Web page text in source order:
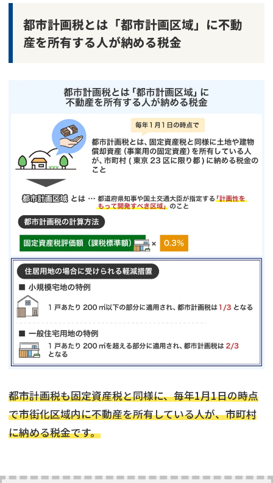
都市計画税とは「都市計画区域」に不動
産を所有する人が納める税金
都市計画税も固定資産税と同様に、毎年1月1日の時点
で市街化区域内に不動産を所有している人が、市町村
に納める税金です。